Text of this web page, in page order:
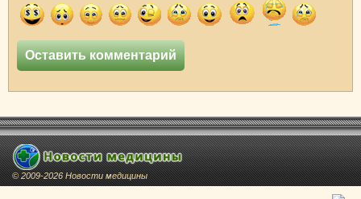
© 2009-2026 Новости медицины